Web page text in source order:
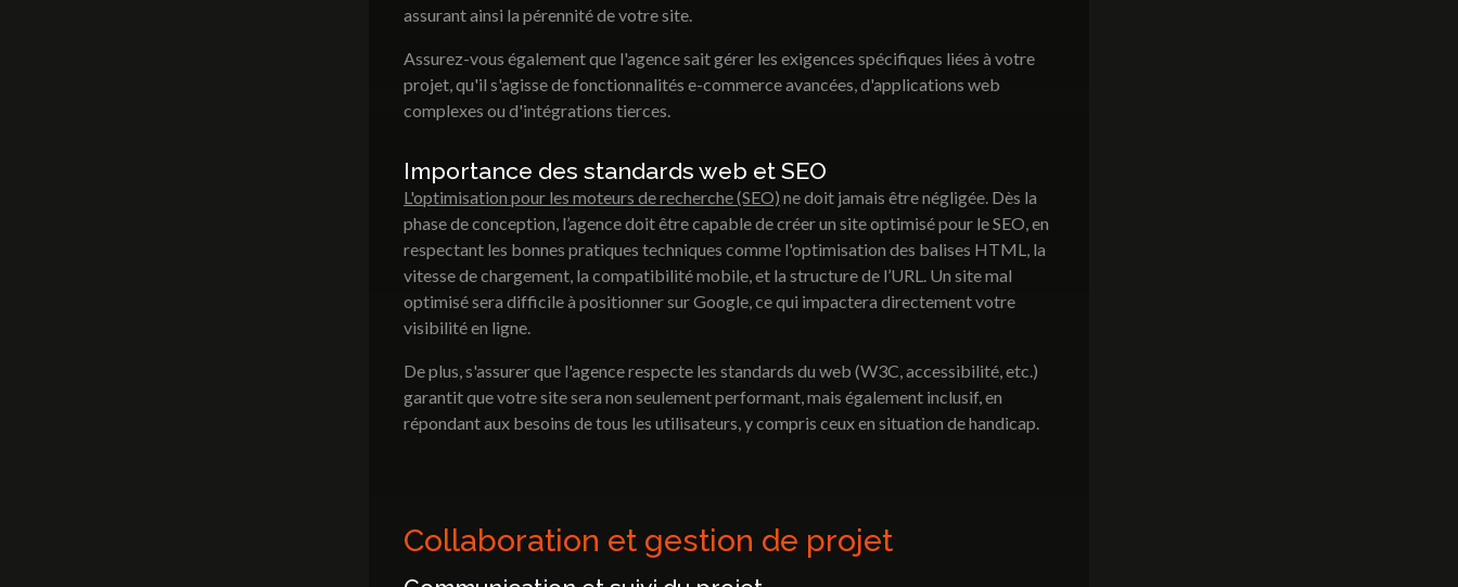
assurant ainsi la pérennité de votre site.
Assurez-vous également que l'agence sait gérer les exigences spécifiques liées à votre
projet, qu'il s'agisse de fonctionnalités e-commerce avancées, d'applications web
complexes ou d'intégrations tierces.
Importance des standards web et SEO
L'optimisation pour les moteurs de recherche (SEO) ne doit jamais être négligée. Dès la
phase de conception, l’agence doit être capable de créer un site optimisé pour le SEO, en
respectant les bonnes pratiques techniques comme l'optimisation des balises HTML, la
vitesse de chargement, la compatibilité mobile, et la structure de l’URL. Un site mal
optimisé sera difficile à positionner sur Google, ce qui impactera directement votre
visibilité en ligne.
De plus, s'assurer que l'agence respecte les standards du web (W3C, accessibilité, etc.)
garantit que votre site sera non seulement performant, mais également inclusif, en
répondant aux besoins de tous les utilisateurs, y compris ceux en situation de handicap.
Collaboration et gestion de projet